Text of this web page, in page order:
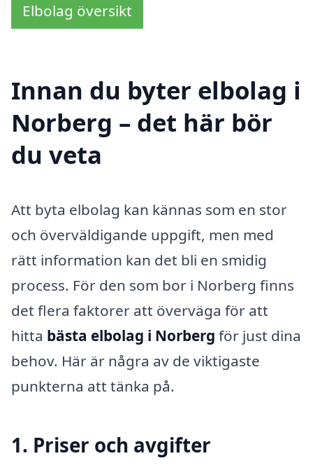
Elbolag översikt
Innan du byter elbolag i
Norberg – det här bör
du veta
Att byta elbolag kan kännas som en stor
och överväldigande uppgift, men med
rätt information kan det bli en smidig
process. För den som bor i Norberg finns
det flera faktorer att överväga för att
hitta bästa elbolag i Norberg för just dina
behov. Här är några av de viktigaste
punkterna att tänka på.
1. Priser och avgifter